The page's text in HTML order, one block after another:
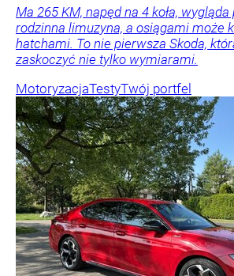
Ma 265 KM, napęd na 4 koła,
rodzinna limuzyna, a osiągami może
hatchami. To nie pierwsza Skoda,
zaskoczyć nie tylko wymiarami.
MotoryzacjaTestyTwój portfel